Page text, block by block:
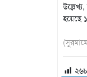
হয়েছে